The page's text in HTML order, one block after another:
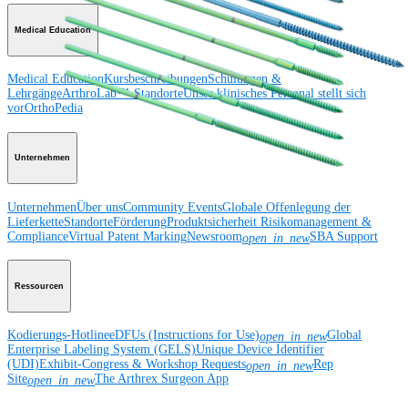
Medical Education
Medical EducationKursbeschreibungenSchulungen &
LehrgängeArthroLab™-StandorteUnser klinisches Personal stellt sich
vorOrthoPedia
Unternehmen
UnternehmenÜber unsCommunity EventsGlobale Offenlegung der
LieferketteStandorteFörderungProduktsicherheit Risikomanagement &
ComplianceVirtual Patent MarkingNewsroomopen_in_newSBA Support
Ressourcen
Kodierungs-HotlineeDFUs (Instructions for Use)open_in_newGlobal
Enterprise Labeling System (GELS)Unique Device Identifier
(UDI)Exhibit-Congress & Workshop Requestsopen_in_newRep
Siteopen_in_newThe Arthrex Surgeon App